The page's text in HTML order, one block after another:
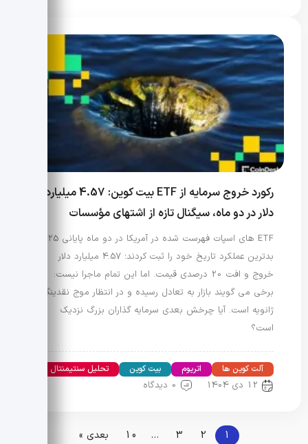
رکورد خروج سرمایه از ETF بیت کوین: 4.57 میلیارد
دلار در دو ماه، سیگنال تازه از اشتهای مؤسسات
ETF های اسپات فهرست شده در آمریکا در دو ماه پایانی 2025
بدترین عملکرد تاریخ خود را ثبت کردند؛ 4.57 میلیارد دلار
خروج و افت 20 درصدی قیمت. اما این تمام ماجرا نیست:
برخی می گویند بازار به تعادل رسیده و در انتظار موج نقدینگی
ژانویه است. آیا چرخش بعدی سرمایه گذاران بزرگ نزدیک
است؟
آلت کوین ها اتریوم بیت کوین تحلیل سنتیمنتال
12 دی 1404 0 دیدگاه
1
2
3
…
10 بعدی »